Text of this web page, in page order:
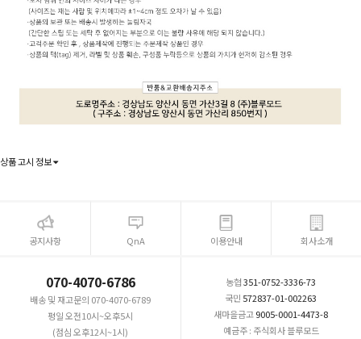
상품 고시 정보
공지사항 QnA 이용안내 회사소개
070-4070-6786
배송 및 재고문의 070-4070-6789
평일 오전10시~오후5시
(점심 오후12시~1시)
농협351-0752-3336-73
국민 572837-01-002263
새마을금고9005-0001-4473-8
예금주 : 주식회사 블루모드